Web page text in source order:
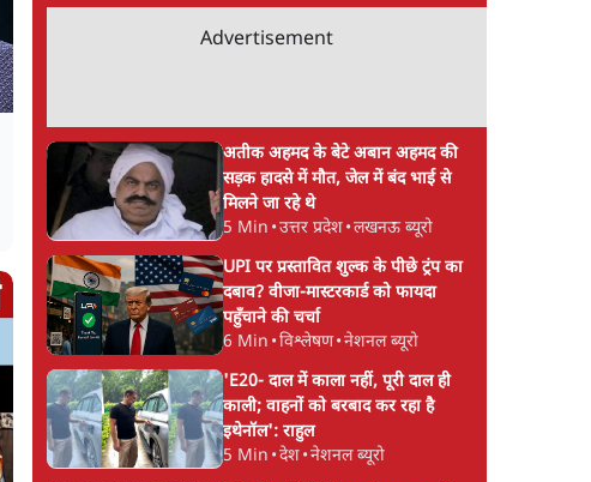
Advertisement
अतीक अहमद के बेटे अबान अहमद की
सड़क हादसे में मौत, जेल में बंद भाई से
मिलने जा रहे थे
5 Min •उत्तर प्रदेश•लखनऊ ब्यूरो
UPI पर प्रस्तावित शुल्क के पीछे ट्रंप का
दबाव? वीजा-मास्टरकार्ड को फायदा
पहुँचाने की चर्चा
6 Min •विश्लेषण•नेशनल ब्यूरो
'E20- दाल में काला नहीं, पूरी दाल ही
काली; वाहनों को बरबाद कर रहा है
इथेनॉल': राहुल
5 Min •देश•नेशनल ब्यूरो